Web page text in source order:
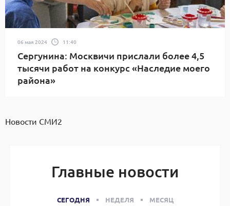
06 мая 2024 11:40
Сергунина: Москвичи прислали более 4,5
тысячи работ на конкурс «Наследие моего
района»
Новости СМИ2
Главные новости
СЕГОДНЯ НЕДЕЛЯ МЕСЯЦ